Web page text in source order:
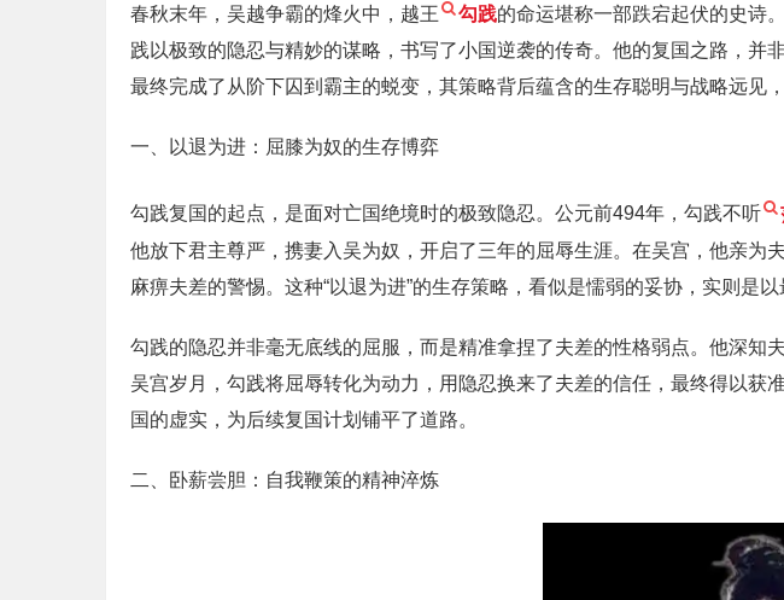
春秋末年，吴越争霸的烽火中，越王 勾践的命运堪称一部跌宕起伏的史诗
践以极致的隐忍与精妙的谋略，书写了小国逆袭的传奇。他的复国之路，并
最终完成了从阶下囚到霸主的蜕变，其策略背后蕴含的生存聪明与战略远见
一、以退为进：屈膝为奴的生存博弈
勾践复国的起点，是面对亡国绝境时的极致隐忍。公元前494年，勾践不听
他放下君主尊严，携妻入吴为奴，开启了三年的屈辱生涯。在吴宫，他亲
麻痹夫差的警惕。这种“以退为进”的生存策略，看似是懦弱的妥协，实则是
勾践的隐忍并非毫无底线的屈服，而是精准拿捏了夫差的性格弱点。他深
吴宫岁月，勾践将屈辱转化为动力，用隐忍换来了夫差的信任，最终得以
国的虚实，为后续复国计划铺平了道路。
二、卧薪尝胆：自我鞭策的精神淬炼